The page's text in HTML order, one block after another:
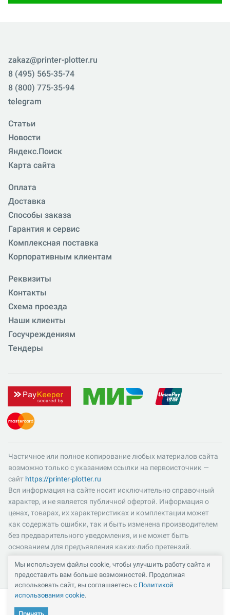
zakaz@printer-plotter.ru
8 (495) 565-35-74
8 (800) 775-35-94
telegram
Статьи
Новости
Яндекс.Поиск
Карта сайта
Оплата
Доставка
Способы заказа
Гарантия и сервис
Комплексная поставка
Корпоративным клиентам
Реквизиты
Контакты
Схема проезда
Наши клиенты
Госучреждениям
Тендеры
Частичное или полное копирование любых материалов сайта
возможно только с указанием ссылки на первоисточник —
сайт https://printer-plotter.ru
Вся информация на сайте носит исключительно справочный
характер, и не является публичной офертой. Информация о
ценах, товарах, их характеристиках и комплектации может
как содержать ошибки, так и быть изменена производителем
без предварительного уведомления, и не может быть
основанием для предъявления каких-либо претензий.
Пожалуйста, уточняйте существенные для вас характеристики
и компоненты комплектации товаров. Все цены указаны в
российских рублях и включают в себя НДС 22%.
Мы используем файлы cookie, чтобы улучшить работу сайта и
предоставить вам больше возможностей. Продолжая
использовать сайт, вы соглашаетесь с Политикой
использования cookie.